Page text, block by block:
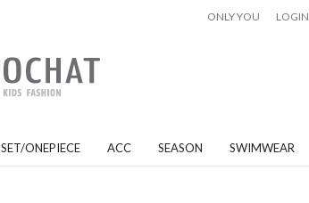
ONLY YOU LOGIN
SET/ONEPIECE ACC SEASON SWIMWEAR